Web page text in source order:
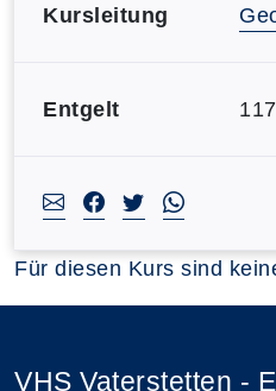
Kursleitung
Entgelt
Für diesen Kurs sind
VHS Vaterstetten -